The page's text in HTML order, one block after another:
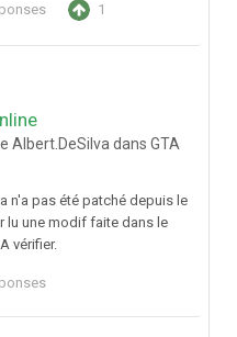
1
Albert.DeSilva dans GTA
n'a pas été patché depuis le
lu une modif faite dans le
vérifier.